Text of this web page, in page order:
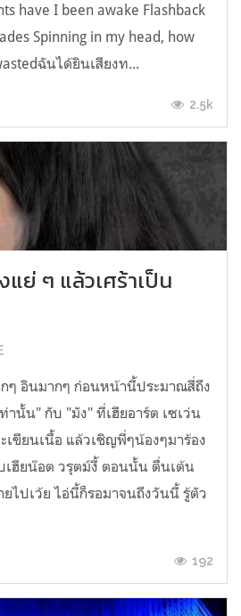
have I been awake Flashback
Spinning in my head, how
ฉันได้ยินเสียงท...
2.5k
ย่ ๆ แล้วเศร้าเป็น
ๆ อินมากๆ ก่อนหน้านี้ประมาณสี่ถึง
านั้น" กับ "มัง" ที่เฮียอาร์ต เซเว่น
ขียนเนื้อ แล้วเชิญพี่ๆน้องๆมาร้อง
เฮียน๊อต วรุตม์งี้ ตอนนั้น ตื่นเต้น
ไปเว้ย ไอ่นี้ก็รอมาจนถึงวันนี้ รู้ตัว
192